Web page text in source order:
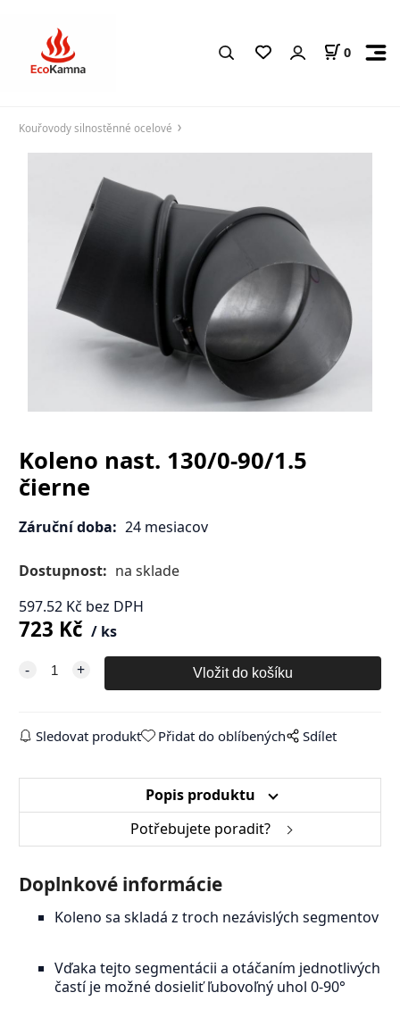
0
Kouřovody silnostěnné ocelové
Koleno nast. 130/0-90/1.5
čierne
Záruční doba: 24 mesiacov
Dostupnost: na sklade
597.52Kč bez DPH
723 Kč ks
Sledovat produkt Přidat do oblíbených Sdílet
Popis produktu
Potřebujete poradit?
Doplnkové informácie
Koleno sa skladá z troch nezávislých segmentov
Vďaka tejto segmentácii a otáčaním jednotlivých
častí je možné dosieliť ľubovoľný uhol 0-90°